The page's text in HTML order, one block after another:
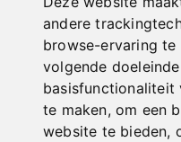
andere
browse-ervaring
volgende
basisfunctionaliteit
te maken,om een
website te bieden,